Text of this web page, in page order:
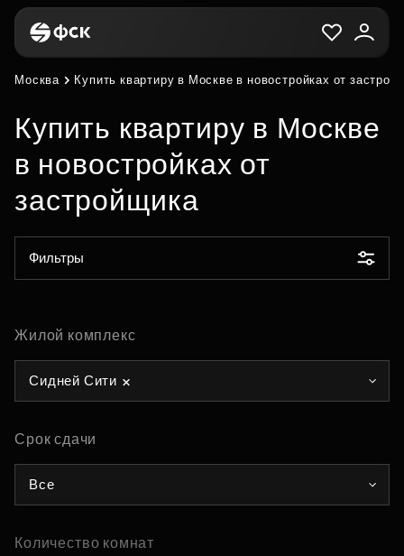
Москва Купить квартиру в Москве в новостройках от
Купить квартиру в Москве
в новостройках от
застройщика
Фильтры
Жилой комплекс
Сидней Сити
Срок сдачи
Все
Количество комнат